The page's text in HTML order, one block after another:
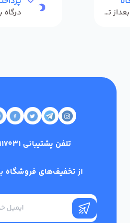
حداکثر 48 ساعت بعداز تحویل درگاه
تلفن پشتیبانی
از تخفیف‌های فروشگاه